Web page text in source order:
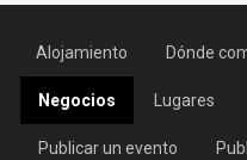
Alojamiento Dónde
Negocios Lugares
Publicar un evento